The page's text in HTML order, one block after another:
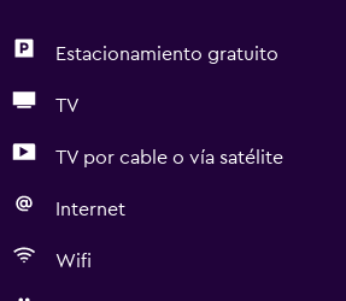
Estacionamiento gratuito
TV
TV por cable o vía satélite
Internet
Wifi